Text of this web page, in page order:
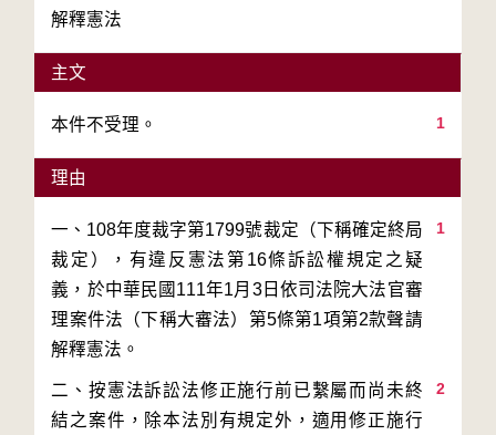
解釋憲法
主文
1
本件不受理。
理由
1
一、108年度裁字第1799號裁定（下稱確定終局
裁定），有違反憲法第16條訴訟權規定之疑
義，於中華民國111年1月3日依司法院大法官審
理案件法（下稱大審法）第5條第1項第2款聲請
2
二、按憲法訴訟法修正施行前已繫屬而尚未終
結之案件，除本法別有規定外，適用修正施行